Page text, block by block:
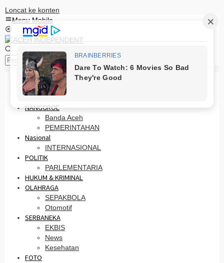
Loncat ke konten
Menu Mobile
HOME
PRO OTONOMI
NANGGROE
Banda Aceh
PEMERINTAHAN
Nasional
INTERNASIONAL
POLITIK
PARLEMENTARIA
HUKUM & KRIMINAL
OLAHRAGA
SEPAKBOLA
Otomotif
SERBANEKA
EKBIS
News
Kesehatan
FOTO